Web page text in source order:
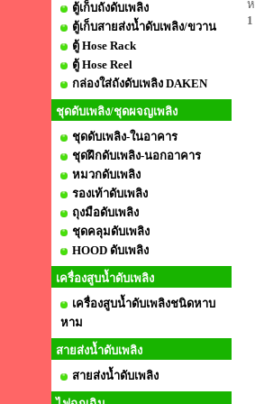
ตู้เก็บถังดับเพลิง
ตู้เก็บสายส่งน้ำดับเพลิง/ขวาน
ตู้ Hose Rack
ตู้ Hose Reel
กล่องใส่ถังดับเพลิง DAKEN
ชุดดับเพลิง/ชุดผจญเพลิง
ชุดดับเพลิง-ในอาคาร
ชุดฝึกดับเพลิง-นอกอาคาร
หมวกดับเพลิง
รองเท้าดับเพลิง
ถุงมือดับเพลิง
ชุดคลุมดับเพลิง
HOOD ดับเพลิง
เครื่องสูบน้ำดับเพลิง
เครื่องสูบน้ำดับเพลิงชนิดหาบ
หาม
สายส่งน้ำดับเพลิง
สายส่งน้ำดับเพลิง
1